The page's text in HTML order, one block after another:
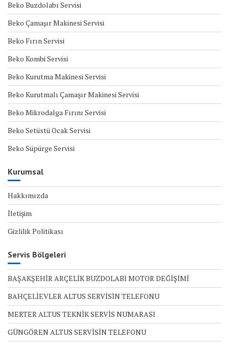
Beko Buzdolabı Servisi
Beko Çamaşır Makinesi Servisi
Beko Fırın Servisi
Beko Kombi Servisi
Beko Kurutma Makinesi Servisi
Beko Kurutmalı Çamaşır Makinesi Servisi
Beko Mikrodalga Fırını Servisi
Beko Setüstü Ocak Servisi
Beko Süpürge Servisi
Kurumsal
Hakkımızda
İletişim
Gizlilik Politikası
Servis Bölgeleri
BAŞAKŞEHİR ARÇELİK BUZDOLABI MOTOR DEĞİŞİMİ
BAHÇELİEVLER ALTUS SERVİSİN TELEFONU
MERTER ALTUS TEKNİK SERVİS NUMARASI
GÜNGÖREN ALTUS SERVİSİN TELEFONU